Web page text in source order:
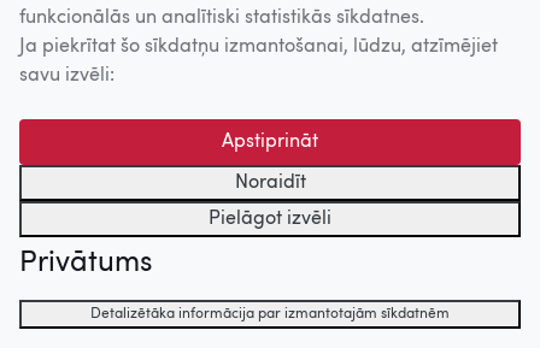
funkcionālās un analītiski statistikās sīkdatnes.
Ja piekrītat šo sīkdatņu izmantošanai, lūdzu, atzīmējiet
savu izvēli:
Apstiprināt
Noraidīt
Pielāgot izvēli
Privātums
Detalizētāka informācija par izmantotajām sīkdatnēm